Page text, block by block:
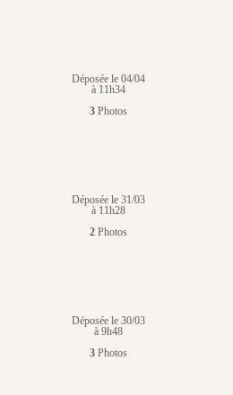
Déposée le 04/04
à 11h34
3 Photos
Déposée le 31/03
à 11h28
2 Photos
Déposée le 30/03
à 9h48
3 Photos